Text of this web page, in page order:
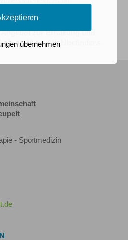
zur Erhaltung und
und Ihres Wohlbefindens.
- Sportmedizin
übernehmen